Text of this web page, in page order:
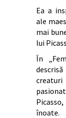
Ea a
ale
mai
lui
În
înoate.